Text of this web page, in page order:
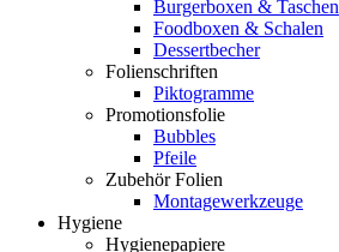
Burgerboxen & Taschen
Foodboxen & Schalen
Dessertbecher
Folienschriften
Piktogramme
Promotionsfolie
Bubbles
Pfeile
Zubehör Folien
Montagewerkzeuge
Hygiene
Hygienepapiere